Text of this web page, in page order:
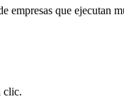
empresas que ejecutan
clic.